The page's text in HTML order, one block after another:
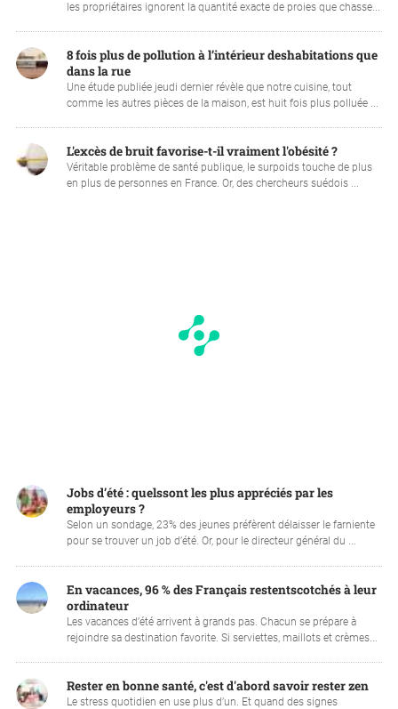
les propriétaires ignorent la quantité exacte de proies que chasse...
8 fois plus de pollution à l’intérieur deshabitations que
dans la rue
Une étude publiée jeudi dernier révèle que notre cuisine, tout
comme les autres pièces de la maison, est huit fois plus polluée ...
L'excès de bruit favorise-t-il vraiment l'obésité ?
Véritable problème de santé publique, le surpoids touche de plus
en plus de personnes en France. Or, des chercheurs suédois ...
Jobs d’été : quelssont les plus appréciés par les
employeurs ?
Selon un sondage, 23% des jeunes préfèrent délaisser le farniente
pour se trouver un job d’été. Or, pour le directeur général du ...
En vacances, 96 % des Français restentscotchés à leur
ordinateur
Les vacances d’été arrivent à grands pas. Chacun se prépare à
rejoindre sa destination favorite. Si serviettes, maillots et crèmes...
Rester en bonne santé, c'est d'abord savoir rester zen
Le stress quotidien en use plus d’un. Et quand des signes